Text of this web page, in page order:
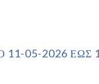
05-2026 ΕΩΣ